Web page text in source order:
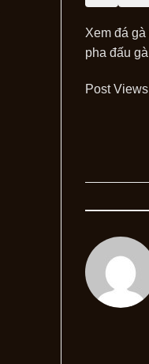
Xem đá
pha đấu
Post